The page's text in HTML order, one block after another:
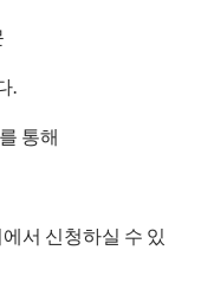
.
통해
서 신청하실 수 있